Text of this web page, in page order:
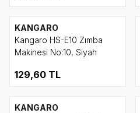
KANGARO
Kangaro HS-E10 Zımba
Makinesi No:10, Siyah
129,60 TL
KANGARO